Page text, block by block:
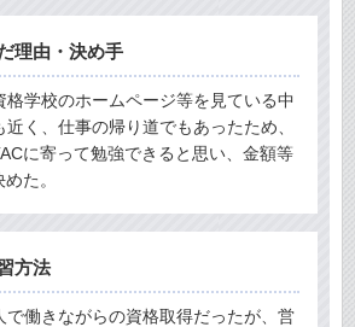
理由・決め手
格学校のホームページ等を見ている中
近く、仕事の帰り道でもあったため、
に寄って勉強できると思い、金額等
た。
方法
で働きながらの資格取得だったが、営